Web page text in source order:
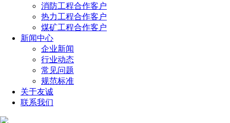
消防工程合作客户
热力工程合作客户
煤矿工程合作客户
新闻中心
企业新闻
行业动态
常见问题
规范标准
关于友诚
联系我们